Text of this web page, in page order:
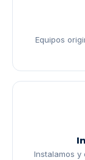
Equipos
Instalamos